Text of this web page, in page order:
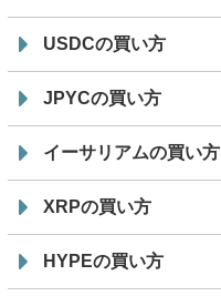
USDCの買い方
JPYCの買い方
イーサリアムの買い方
XRPの買い方
HYPEの買い方